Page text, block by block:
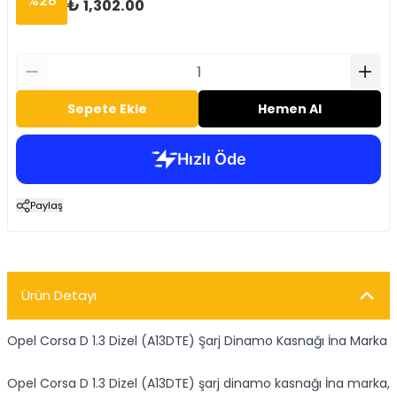
₺ 1,302.00
Sepete Ekle Hemen Al
Paylaş
Ürün Detayı
Opel Corsa D 1.3 Dizel (A13DTE) Şarj Dinamo Kasnağı İna Marka
Opel Corsa D 1.3 Dizel (A13DTE) şarj dinamo kasnağı İna marka,